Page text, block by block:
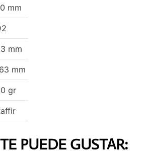
mm
mm
mm
gr
PUEDE GUSTAR: